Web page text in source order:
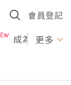
會員登記
成為U更多